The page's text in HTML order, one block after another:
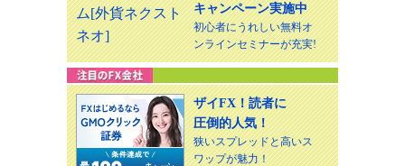
キャンペーン実施中
初心者にうれしい無料オ
ンラインセミナーが充実!
ザイFX！読者に
圧倒的人気！
狭いスプレッドと高いス
ワップが魅力！